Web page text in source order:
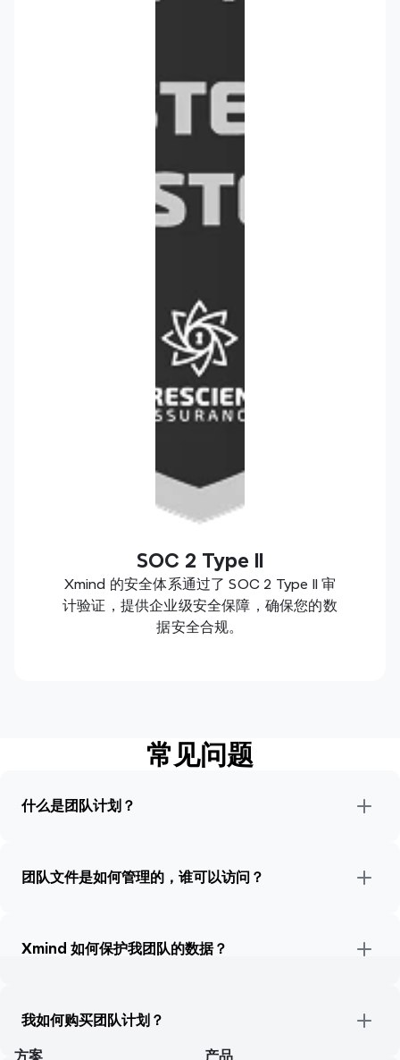
SOC 2 Type II
Xmind 的安全体系通过了 SOC 2 Type II 审
计验证，提供企业级安全保障，确保您的数
据安全合规。
常见问题
什么是团队计划？
团队文件是如何管理的，谁可以访问？
Xmind 如何保护我团队的数据？
我如何购买团队计划？
方案 产品